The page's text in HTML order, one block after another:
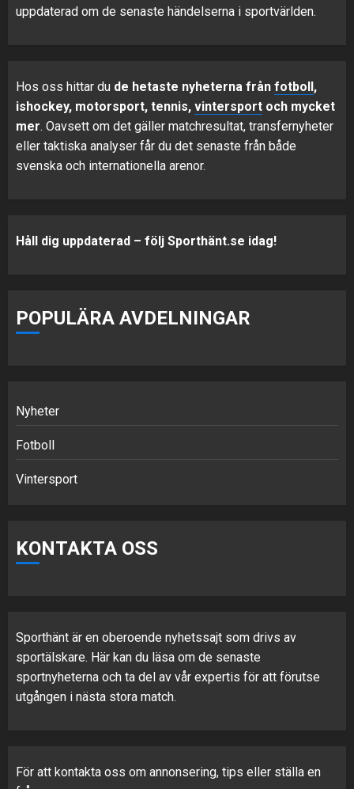
uppdaterad om de senaste händelserna i sportvärlden.
Hos oss hittar du de hetaste nyheterna från fotboll,
ishockey, motorsport, tennis, vintersport och mycket
mer. Oavsett om det gäller matchresultat, transfernyheter
eller taktiska analyser får du det senaste från både
svenska och internationella arenor.
Håll dig uppdaterad – följ Sporthänt.se idag!
POPULÄRA AVDELNINGAR
Nyheter
Fotboll
Vintersport
KONTAKTA OSS
Sporthänt är en oberoende nyhetssajt som drivs av
sportälskare. Här kan du läsa om de senaste
sportnyheterna och ta del av vår expertis för att förutse
utgången i nästa stora match.
För att kontakta oss om annonsering, tips eller ställa en